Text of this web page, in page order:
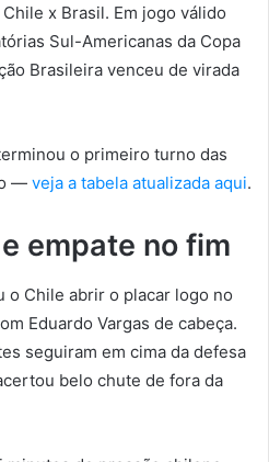
x Brasil. Em jogo válido
Sul-Americanas da Copa
Brasileira venceu de virada
o primeiro turno das
— veja a tabela atualizada aqui.
empate no fim
o Chile abrir o placar logo no
Eduardo Vargas de cabeça.
seguiram em cima da defesa
belo chute de fora da